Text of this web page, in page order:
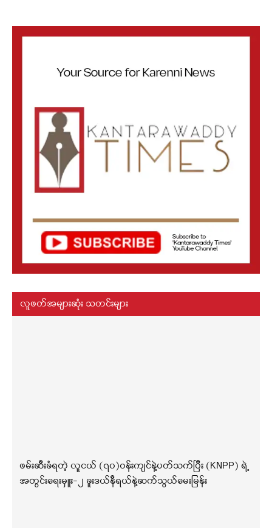
လူဖတ်အများဆုံး သတင်းများ
ဖမ်းဆီးခံရတဲ့ လူငယ် (၇၀)ဝန်းကျင်နဲ့ပတ်သက်ပြီး (KNPP) ရဲ့
အတွင်းရေးမှူး-၂ ခူးဒယ်နီရယ်နဲ့ဆက်သွယ်မေးမြန်း